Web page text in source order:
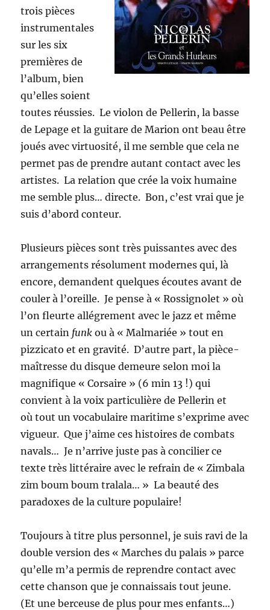
trois pièces
instrumentales
sur les six
premières de
l’album, bien
qu’elles soient
toutes réussies. Le violon de Pellerin, la basse
de Lepage et la guitare de Marion ont beau être
joués avec virtuosité, il me semble que cela ne
permet pas de prendre autant contact avec les
artistes. La relation que crée la voix humaine
me semble plus… directe. Bon, c’est vrai que je
suis d’abord conteur.
Plusieurs pièces sont très puissantes avec des
arrangements résolument modernes qui, là
encore, demandent quelques écoutes avant de
couler à l’oreille. Je pense à « Rossignolet » où
l’on fleurte allégrement avec le jazz et même
un certain funk ou à « Malmariée » tout en
pizzicato et en gravité. D’autre part, la pièce-
maîtresse du disque demeure selon moi la
magnifique « Corsaire » (6 min 13 !) qui
convient à la voix particulière de Pellerin et
où tout un vocabulaire maritime s’exprime avec
vigueur. Que j’aime ces histoires de combats
navals… Je n’arrive juste pas à concilier ce
texte très littéraire avec le refrain de « Zimbala
zim boum boum tralala… » La beauté des
paradoxes de la culture populaire!
Toujours à titre plus personnel, je suis ravi de la
double version des « Marches du palais » parce
qu’elle m’a permis de reprendre contact avec
cette chanson que je connaissais tout jeune.
(Et une berceuse de plus pour mes enfants…)